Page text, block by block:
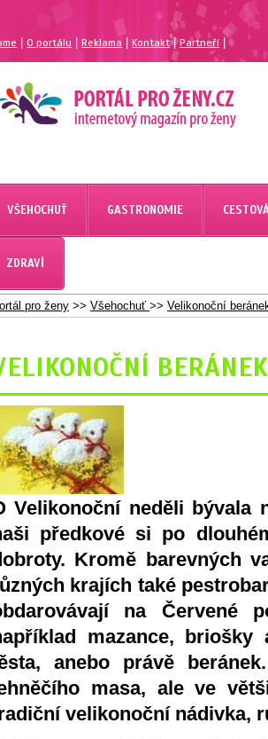
|O portálu Reklama Kontakt| Partneří
MAGAZÍN PRO ŽENY
PORTÁL PRO ŽENY.CZ
VŠEHOCHUŤ GASTRONOMIE
ZDRAVÍ
pro ženy >> Všehochuť >> Velikonoční
Velikonoční neděli bývala
předkové si po
Kromě barevných
krajích také
na Červené
mazance,
anebo právě
masa, ale ve
velikonoční nádivka,